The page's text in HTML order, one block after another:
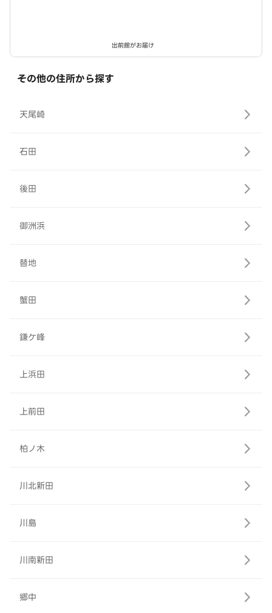
出前館がお届け
その他の住所から探す
天尾崎
石田
後田
御洲浜
替地
蟹田
鎌ケ峰
上浜田
上前田
柏ノ木
川北新田
川島
川南新田
郷中